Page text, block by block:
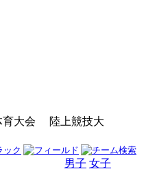
育大会 陸上競技大
男子 女子